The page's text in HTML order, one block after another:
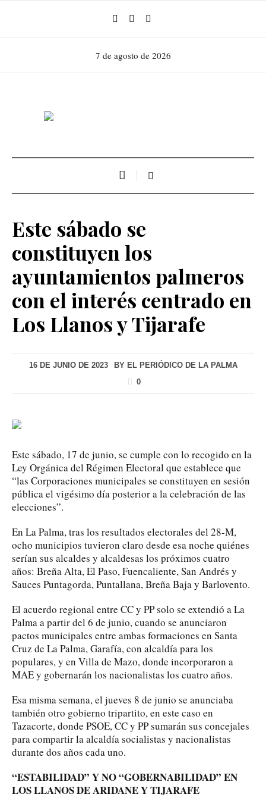
7 de agosto de 2026
Este sábado se
constituyen los
ayuntamientos palmeros
con el interés centrado en
Los Llanos y Tijarafe
16 DE JUNIO DE 2023 BY EL PERIÓDICO DE LA PALMA
0
Este sábado, 17 de junio, se cumple con lo recogido en la
Ley Orgánica del Régimen Electoral que establece que
“las Corporaciones municipales se constituyen en sesión
pública el vigésimo día posterior a la celebración de las
elecciones”.
En La Palma, tras los resultados electorales del 28-M,
ocho municipios tuvieron claro desde esa noche quiénes
serían sus alcaldes y alcaldesas los próximos cuatro
años: Breña Alta, El Paso, Fuencaliente, San Andrés y
Sauces Puntagorda, Puntallana, Breña Baja y Barlovento.
El acuerdo regional entre CC y PP solo se extendió a La
Palma a partir del 6 de junio, cuando se anunciaron
pactos municipales entre ambas formaciones en Santa
Cruz de La Palma, Garafía, con alcaldía para los
populares, y en Villa de Mazo, donde incorporaron a
MAE y gobernarán los nacionalistas los cuatro años.
Esa misma semana, el jueves 8 de junio se anunciaba
también otro gobierno tripartito, en este caso en
Tazacorte, donde PSOE, CC y PP sumarán sus concejales
para compartir la alcaldía socialistas y nacionalistas
durante dos años cada uno.
“ESTABILIDAD” Y NO “GOBERNABILIDAD” EN
LOS LLANOS DE ARIDANE Y TIJARAFE